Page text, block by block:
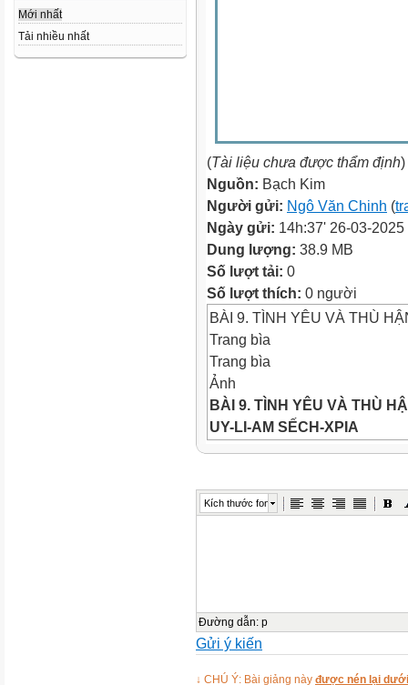
Mới nhất
Tải nhiều nhất
(Tài liệu chưa được thẩm định)
Nguồn: Bạch Kim
Người gửi: Ngô Văn Chinh (
Ngày gửi: 14h:37' 26-03-2025
Dung lượng: 38.9 MB
Số lượt tải: 0
Số lượt thích: 0 người
BÀI 9. TÌNH YÊU VÀ THÙ
Trang bìa
Trang bìa
Ảnh
BÀI 9. TÌNH YÊU VÀ THÙ
UY-LI-AM SẾCH-XPIA
Video
Trò chơi tri thức
đột gay gắt giữa khát vọng
đãn đến sự thảm bại hay
Kích thước font
Đường dẫn: p
Gửi ý kiến
↓ CHÚ Ý: Bài giảng này được nén lại